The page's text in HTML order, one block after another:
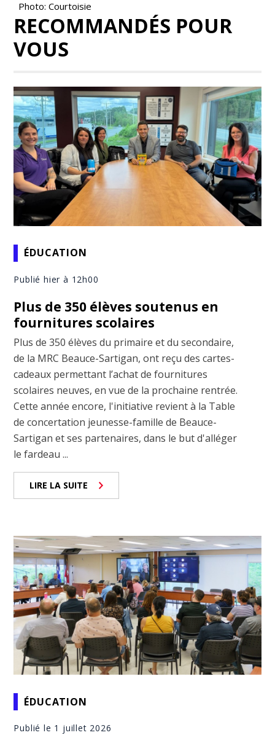
Photo: Courtoisie
RECOMMANDÉS POUR
VOUS
ÉDUCATION
Publié hier à 12h00
Plus de 350 élèves soutenus en
fournitures scolaires
Plus de 350 élèves du primaire et du secondaire,
de la MRC Beauce-Sartigan, ont reçu des cartes-
cadeaux permettant l’achat de fournitures
scolaires neuves, en vue de la prochaine rentrée.
Cette année encore, l'initiative revient à la Table
de concertation jeunesse-famille de Beauce-
Sartigan et ses partenaires, dans le but d'alléger
le fardeau ...
LIRE LA SUITE
ÉDUCATION
Publié le 1 juillet 2026